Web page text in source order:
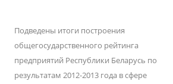
Подведены итоги построения
общегосударственного рейтинга
предприятий Республики Беларусь по
результатам 2012-2013 года в сфере